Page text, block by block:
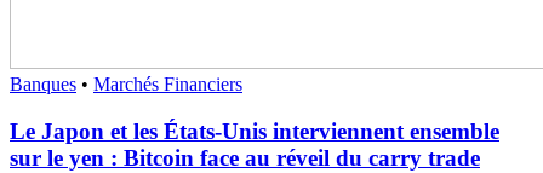
Banques • Marchés Financiers
Le Japon et les États-Unis interviennent ensemble
sur le yen : Bitcoin face au réveil du carry trade